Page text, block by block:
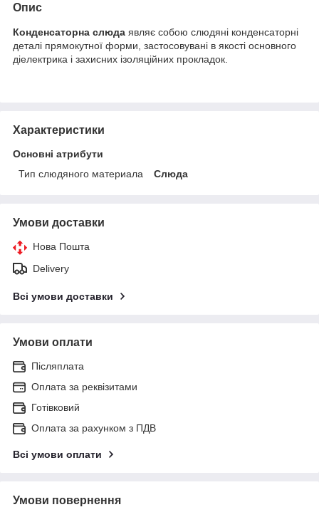
Опис
Конденсаторна слюда являє собою слюдяні конденсаторні
деталі прямокутної форми, застосовувані в якості основного
діелектрика і захисних ізоляційних прокладок.
Характеристики
Основні атрибути
Тип слюдяного материала
Слюда
Умови доставки
Нова Пошта
Delivery
Всі умови доставки
Умови оплати
Післяплата
Оплата за реквізитами
Готівковий
Оплата за рахунком з ПДВ
Всі умови оплати
Умови повернення